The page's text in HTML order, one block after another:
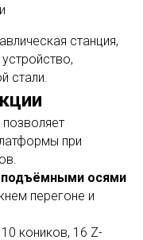
станция,
стали.
при
подъёмными осями
перегоне и
коников, 16 Z-